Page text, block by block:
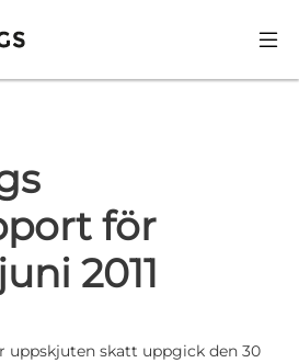
för
2011
uppskjuten skatt uppgick den 30